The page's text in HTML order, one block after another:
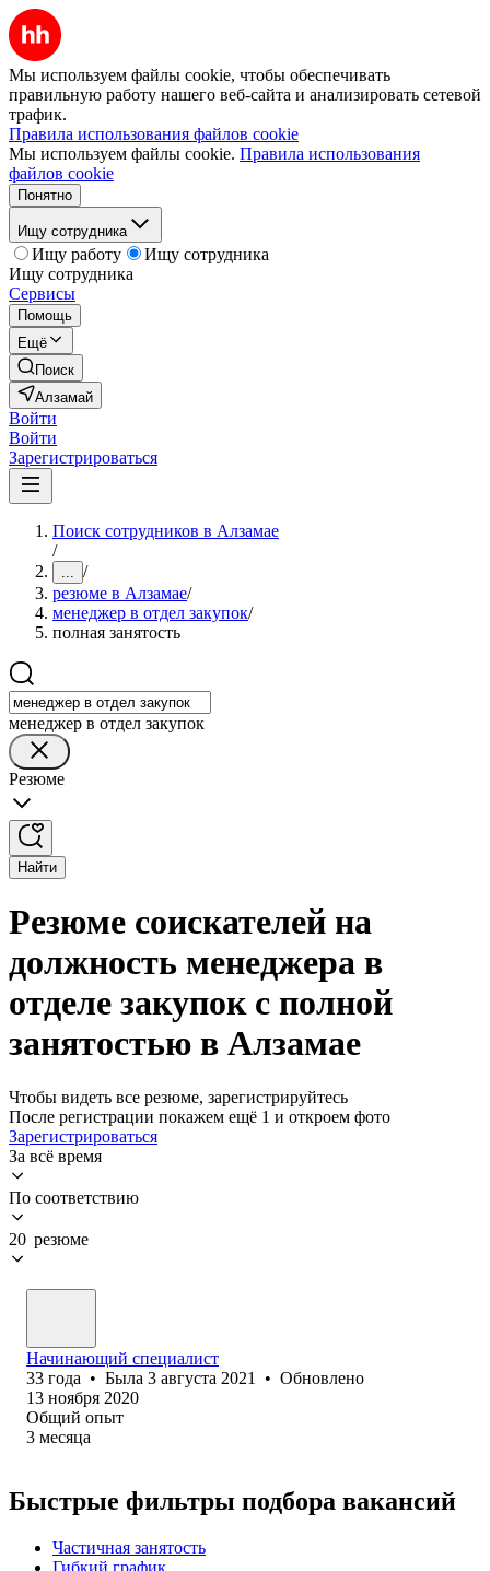
Мы используем файлы cookie, чтобы обеспечивать
правильную работу нашего веб-сайта и анализировать сетевой
трафик.
Правила использования файлов cookie
Мы используем файлы cookie. Правила использования
файлов cookie
Понятно
Ищу сотрудника
Ищу работу
Ищу сотрудника
Ищу сотрудника
Сервисы
Помощь
Ещё
Поиск
Алзамай
Войти
Войти
Зарегистрироваться
Поиск сотрудников в Алзамае
/
... /
резюме в Алзамае/
менеджер в отдел закупок/
полная занятость
менеджер в отдел закупок
Резюме
Найти
Резюме соискателей на
должность менеджера в
отделе закупок с полной
занятостью в Алзамае
Чтобы видеть все резюме, зарегистрируйтесь
После регистрации покажем ещё 1 и откроем фото
Зарегистрироваться
За всё время
По соответствию
20 резюме
Начинающий специалист
33 года • Была 3 августа 2021 • Обновлено
13 ноября 2020
Общий опыт
3 месяца
Быстрые фильтры подбора вакансий
Частичная занятость
Гибкий график